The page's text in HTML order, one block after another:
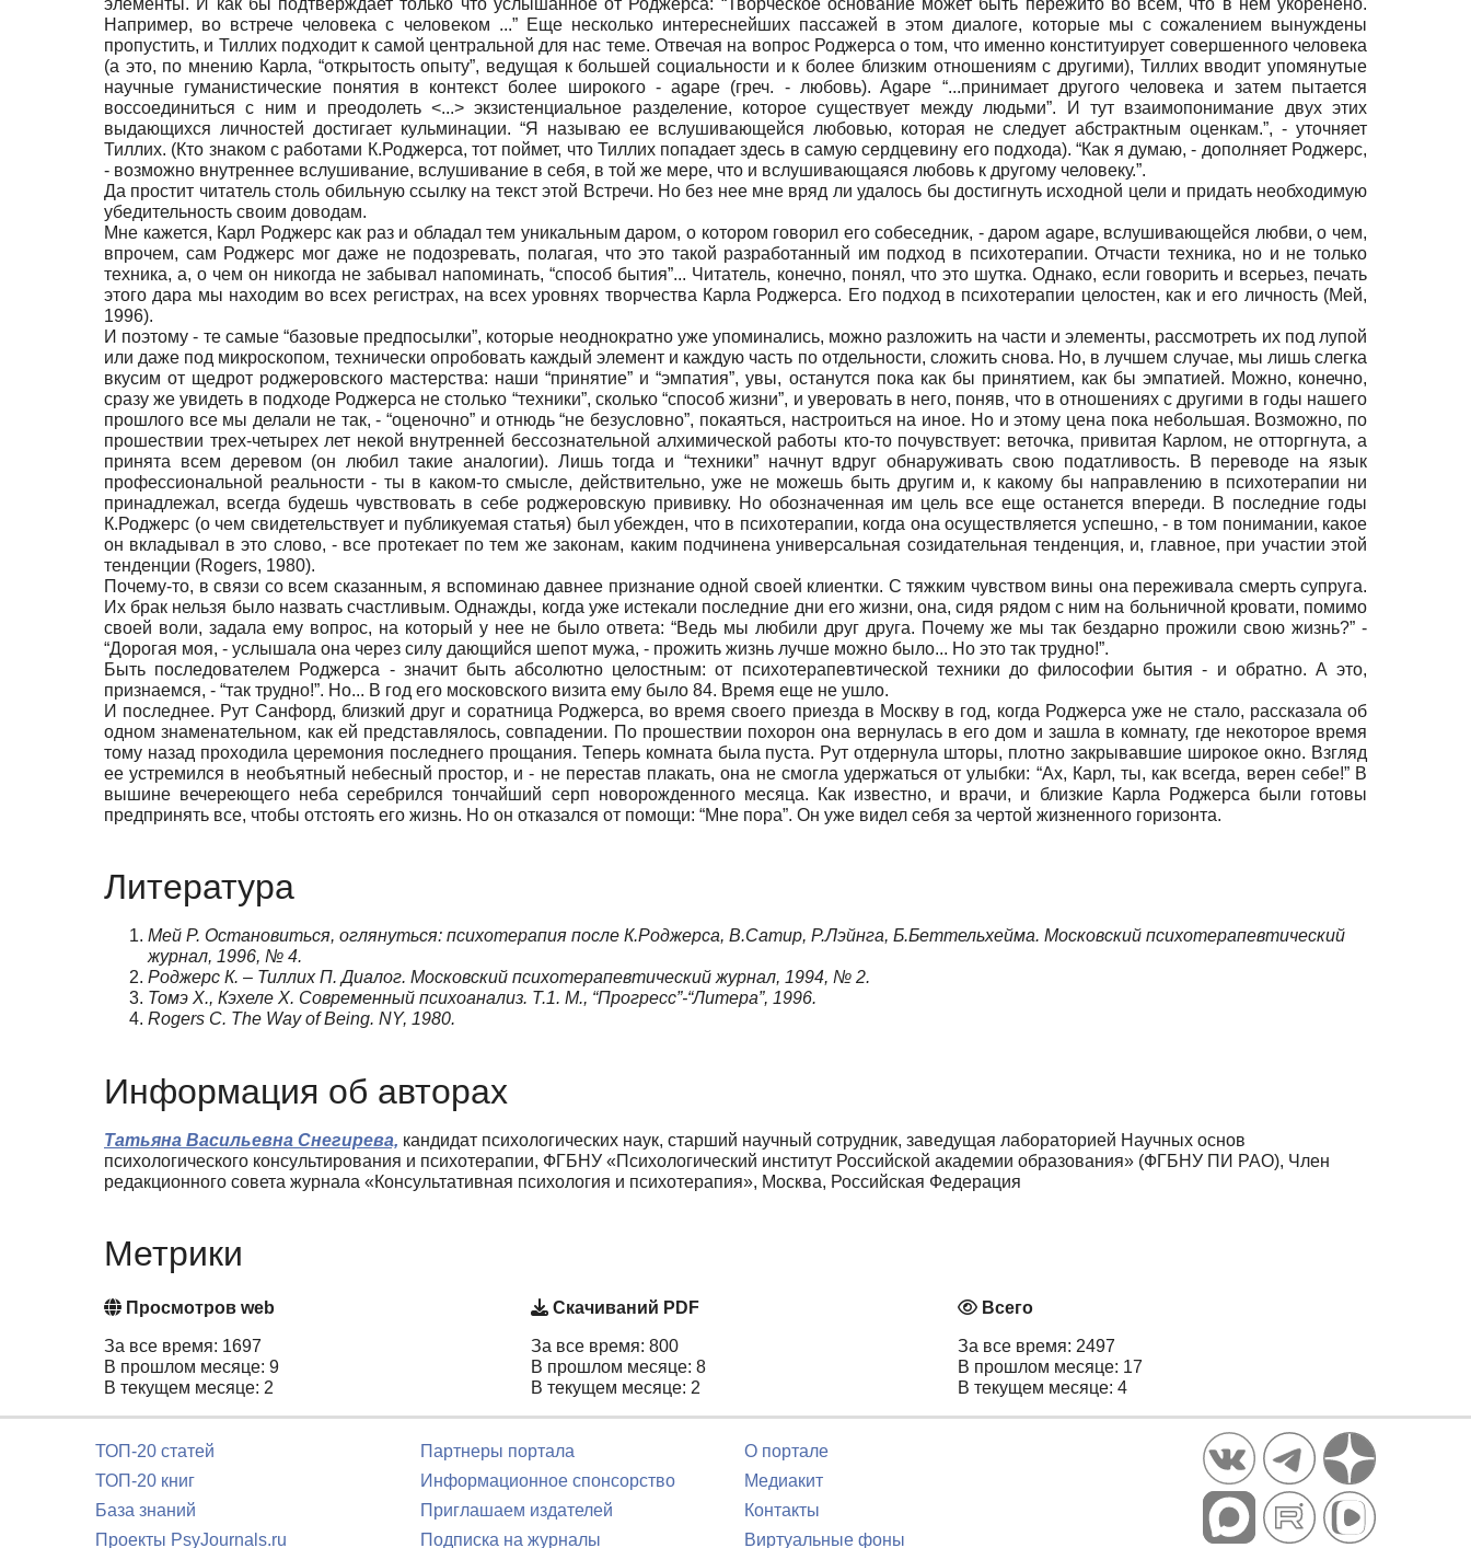
Например, во встрече человека с человеком ...” Еще несколько интереснейших пассажей в этом диалоге, которые мы с сожалением вынуждены
пропустить, и Тиллих подходит к самой центральной для нас теме. Отвечая на вопрос Роджерса о том, что именно конституирует совершенного человека
(а это, по мнению Карла, “открытость опыту”, ведущая к большей социальности и к более близким отношениям с другими), Тиллих вводит упомянутые
научные гуманистические понятия в контекст более широкого - agape (греч. - любовь). Agape “...принимает другого человека и затем пытается
воссоединиться с ним и преодолеть <...> экзистенциальное разделение, которое существует между людьми”. И тут взаимопонимание двух этих
выдающихся личностей достигает кульминации. “Я называю ее вслушивающейся любовью, которая не следует абстрактным оценкам.”, - уточняет
Тиллих. (Кто знаком с работами К.Роджерса, тот поймет, что Тиллих попадает здесь в самую сердцевину его подхода). “Как я думаю, - дополняет Роджерс,
- возможно внутреннее вслушивание, вслушивание в себя, в той же мере, что и вслушивающаяся любовь к другому человеку.”.
Да простит читатель столь обильную ссылку на текст этой Встречи. Но без нее мне вряд ли удалось бы достигнуть исходной цели и придать необходимую
убедительность своим доводам.
Мне кажется, Карл Роджерс как раз и обладал тем уникальным даром, о котором говорил его собеседник, - даром agape, вслушивающейся любви, о чем,
впрочем, сам Роджерс мог даже не подозревать, полагая, что это такой разработанный им подход в психотерапии. Отчасти техника, но и не только
техника, а, о чем он никогда не забывал напоминать, “способ бытия”... Читатель, конечно, понял, что это шутка. Однако, если говорить и всерьез, печать
этого дара мы находим во всех регистрах, на всех уровнях творчества Карла Роджерса. Его подход в психотерапии целостен, как и его личность (Мей,
1996).
И поэтому - те самые “базовые предпосылки”, которые неоднократно уже упоминались, можно разложить на части и элементы, рассмотреть их под лупой
или даже под микроскопом, технически опробовать каждый элемент и каждую часть по отдельности, сложить снова. Но, в лучшем случае, мы лишь слегка
вкусим от щедрот роджеровского мастерства: наши “принятие” и “эмпатия”, увы, останутся пока как бы принятием, как бы эмпатией. Можно, конечно,
сразу же увидеть в подходе Роджерса не столько “техники”, сколько “способ жизни”, и уверовать в него, поняв, что в отношениях с другими в годы нашего
прошлого все мы делали не так, - “оценочно” и отнюдь “не безусловно”, покаяться, настроиться на иное. Но и этому цена пока небольшая. Возможно, по
прошествии трех-четырех лет некой внутренней бессознательной алхимической работы кто-то почувствует: веточка, привитая Карлом, не отторгнута, а
принята всем деревом (он любил такие аналогии). Лишь тогда и “техники” начнут вдруг обнаруживать свою податливость. В переводе на язык
профессиональной реальности - ты в каком-то смысле, действительно, уже не можешь быть другим и, к какому бы направлению в психотерапии ни
принадлежал, всегда будешь чувствовать в себе роджеровскую прививку. Но обозначенная им цель все еще останется впереди. В последние годы
К.Роджерс (о чем свидетельствует и публикуемая статья) был убежден, что в психотерапии, когда она осуществляется успешно, - в том понимании, какое
он вкладывал в это слово, - все протекает по тем же законам, каким подчинена универсальная созидательная тенденция, и, главное, при участии этой
тенденции (Rogers, 1980).
Почему-то, в связи со всем сказанным, я вспоминаю давнее признание одной своей клиентки. С тяжким чувством вины она переживала смерть супруга.
Их брак нельзя было назвать счастливым. Однажды, когда уже истекали последние дни его жизни, она, сидя рядом с ним на больничной кровати, помимо
своей воли, задала ему вопрос, на который у нее не было ответа: “Ведь мы любили друг друга. Почему же мы так бездарно прожили свою жизнь?” -
“Дорогая моя, - услышала она через силу дающийся шепот мужа, - прожить жизнь лучше можно было... Но это так трудно!”.
Быть последователем Роджерса - значит быть абсолютно целостным: от психотерапевтической техники до философии бытия - и обратно. А это,
признаемся, - “так трудно!”. Но... В год его московского визита ему было 84. Время еще не ушло.
И последнее. Рут Санфорд, близкий друг и соратница Роджерса, во время своего приезда в Москву в год, когда Роджерса уже не стало, рассказала об
одном знаменательном, как ей представлялось, совпадении. По прошествии похорон она вернулась в его дом и зашла в комнату, где некоторое время
тому назад проходила церемония последнего прощания. Теперь комната была пуста. Рут отдернула шторы, плотно закрывавшие широкое окно. Взгляд
ее устремился в необъятный небесный простор, и - не перестав плакать, она не смогла удержаться от улыбки: “Ах, Карл, ты, как всегда, верен себе!” В
вышине вечереющего неба серебрился тончайший серп новорожденного месяца. Как известно, и врачи, и близкие Карла Роджерса были готовы
предпринять все, чтобы отстоять его жизнь. Но он отказался от помощи: “Мне пора”. Он уже видел себя за чертой жизненного горизонта.
Литература
Мей Р. Остановиться, оглянуться: психотерапия после К.Роджерса, В.Сатир, Р.Лэйнга, Б.Беттельхейма. Московский психотерапевтический
журнал, 1996, № 4.
Роджерс К. – Тиллих П. Диалог. Московский психотерапевтический журнал, 1994, № 2.
Томэ Х., Кэхеле Х. Современный психоанализ. Т.1. М., “Прогресс”-“Литера”, 1996.
Rogers C. The Way of Being. NY, 1980.
Информация об авторах
Татьяна Васильевна Снегирева, кандидат психологических наук, старший научный сотрудник, заведущая лабораторией Научных основ
психологического консультирования и психотерапии, ФГБНУ «Психологический институт Российской академии образования» (ФГБНУ ПИ РАО), Член
редакционного совета журнала «Консультативная психология и психотерапия», Москва, Российская Федерация
Метрики
Просмотров web
За все время: 1697
В прошлом месяце: 9
В текущем месяце: 2
Скачиваний PDF
За все время: 800
В прошлом месяце: 8
В текущем месяце: 2
Всего
За все время: 2497
В прошлом месяце: 17
В текущем месяце: 4
ТОП-20 статей
ТОП-20 книг
База знаний
Проекты PsyJournals.ru
Партнеры портала
Информационное спонсорство
Приглашаем издателей
Подписка на журналы
О портале
Медиакит
Контакты
Виртуальные фоны